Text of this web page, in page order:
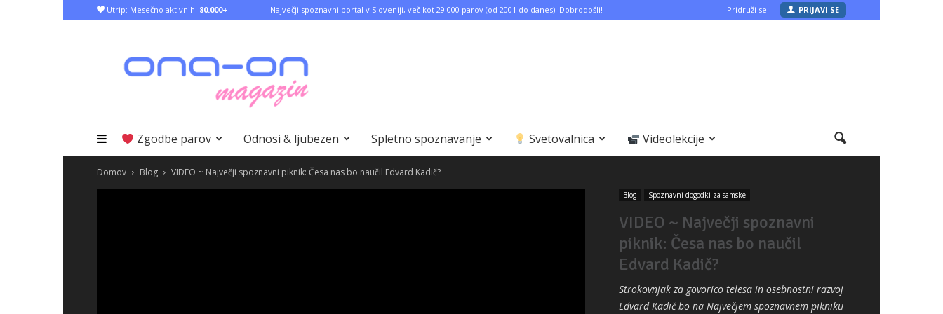
Utrip: Mesečno aktivnih: 80.000+ Največji spoznavni portal v Sloveniji, več kot 29.000 parov (od 2001 do danes). Dobrodošli! Pridruži se PRIJAVI SE
Zgodbe parov Odnosi & ljubezen Spletno spoznavanje Svetovalnica Videolekcije
Domov Blog VIDEO ~ Največji spoznavni piknik: Česa nas bo naučil Edvard Kadič?
Blog Spoznavni dogodki za samske
VIDEO ~ Največji spoznavni
piknik: Česa nas bo naučil
Edvard Kadič?
Strokovnjak za govorico telesa in osebnostni razvoj
Edvard Kadič bo na Največjem spoznavnem pikniku